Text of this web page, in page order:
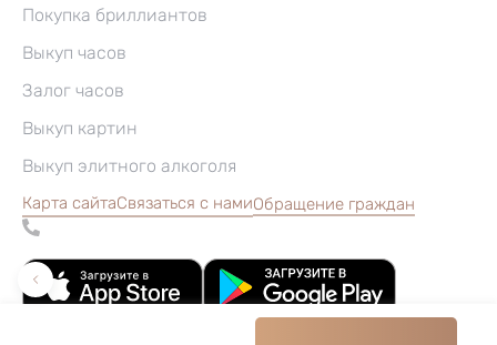
Покупка бриллиантов
Выкуп часов
Залог часов
Выкуп картин
Выкуп элитного алкоголя
Карта сайтаСвязаться с намиОбращение граждан